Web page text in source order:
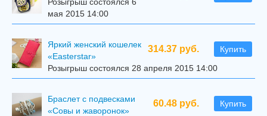
мая 2015 14:00
314.37 руб. Купить
Яркий женский кошелек
«Easterstar»
Розыгрыш состоялся 28 апреля 2015 14:00
60.48 руб. Купить
Браслет с подвесками
«Совы и жаворонок»